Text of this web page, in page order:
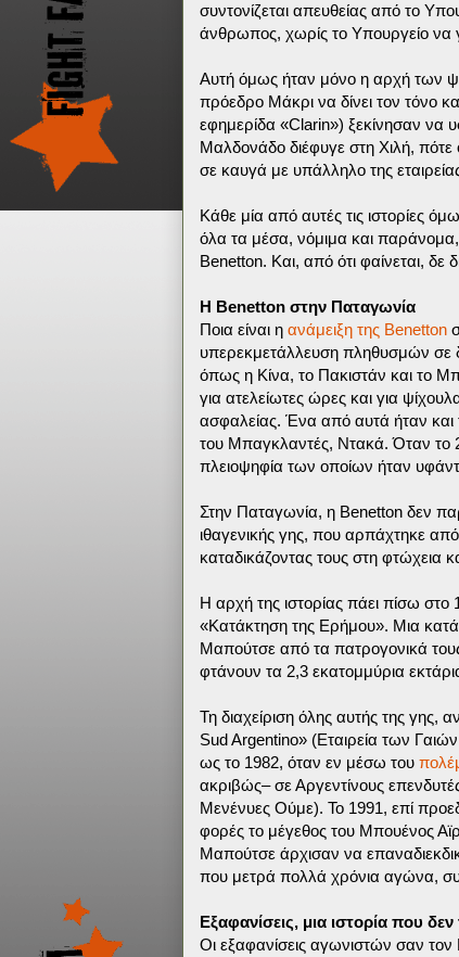
συντονίζεται απευθείας από το
άνθρωπος, χωρίς το Υπουργείο να
Αυτή όμως ήταν μόνο η αρχή των
πρόεδρο Μάκρι να δίνει τον τόνο
εφημερίδα «Clarin») ξεκίνησαν να
Μαλδονάδο διέφυγε στη Χιλή,
σε καυγά με υπάλληλο της
Κάθε μία από αυτές τις ιστορίες
όλα τα μέσα, νόμιμα και
Benetton. Και, από ότι φαίνεται, δε
H Benetton στην Παταγωνία
Ποια είναι η ανάμειξη της Benetton
υπερεκμετάλλευση πληθυσμών σε
όπως η Κίνα, το Πακιστάν και το
για ατελείωτες ώρες και για
ασφαλείας. Ένα από αυτά ήταν
του Μπαγκλαντές, Ντακά. Όταν το
πλειοψηφία των οποίων ήταν
Στην Παταγωνία, η Benetton δεν
ιθαγενικής γης, που αρπάχτηκε
καταδικάζοντας τους στη φτώχεια
Η αρχή της ιστορίας πάει πίσω
«Κατάκτηση της Ερήμου». Μια
Μαπούτσε από τα πατρογονικά
φτάνουν τα 2,3 εκατομμύρια
Τη διαχείριση όλης αυτής της γης,
Sud Argentino» (Εταιρεία των Γαιών
ως το 1982, όταν εν μέσω του
ακριβώς– σε Αργεντίνους
Μενένυες Ούμε). Το 1991, επί
φορές το μέγεθος του Μπουένος
Μαπούτσε άρχισαν να
που μετρά πολλά χρόνια αγώνα,
Εξαφανίσεις, μια ιστορία που δεν
Οι εξαφανίσεις αγωνιστών σαν